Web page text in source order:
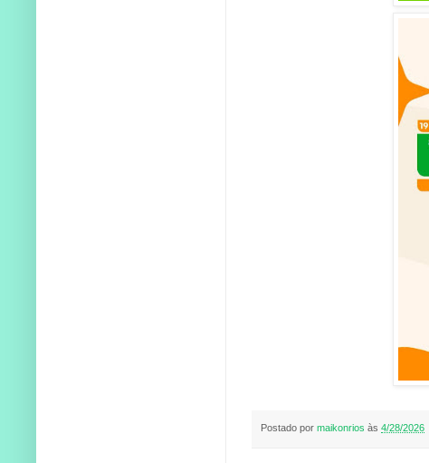
Postado por maikonrios às 4/28/2026